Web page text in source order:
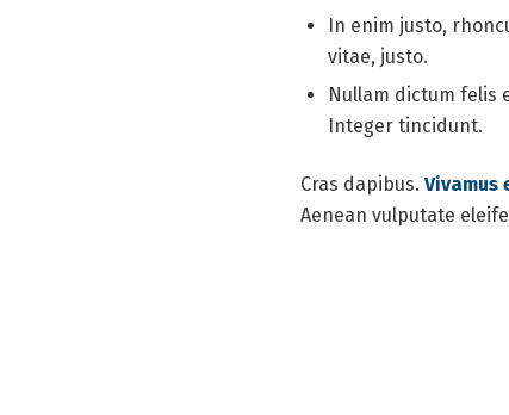
In enim justo,
vitae, justo.
Nullam dictum felis
Integer tincidunt.
Cras dapibus. Vivamus
Aenean vulputate